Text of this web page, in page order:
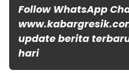
Follow WhatsApp
update berita
hari